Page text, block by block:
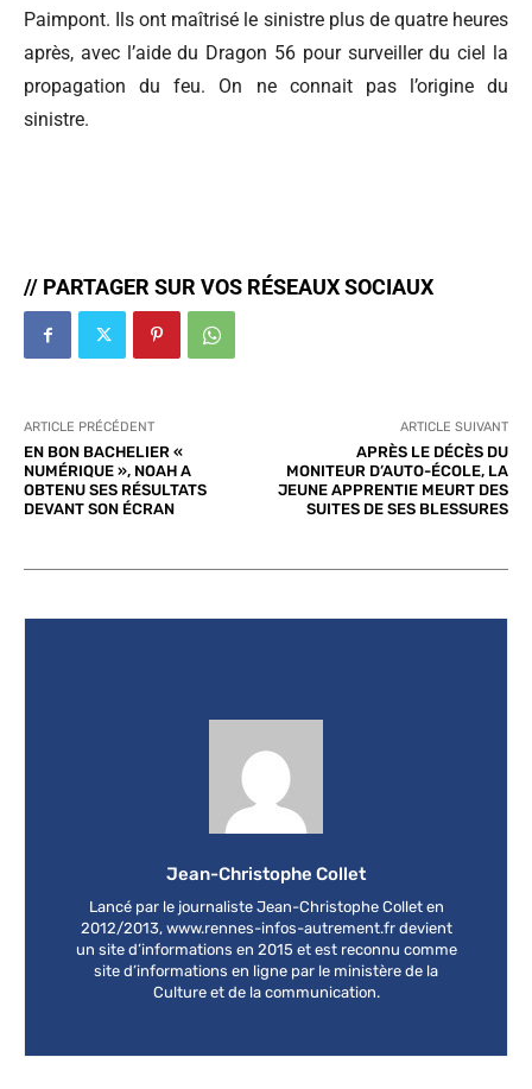
Paimpont. Ils ont maîtrisé le sinistre plus de quatre heures
après, avec l’aide du Dragon 56 pour surveiller du ciel la
propagation du feu. On ne connait pas l’origine du
sinistre.
// PARTAGER SUR VOS RÉSEAUX SOCIAUX
ARTICLE PRÉCÉDENT
EN BON BACHELIER «
NUMÉRIQUE », NOAH A
OBTENU SES RÉSULTATS
DEVANT SON ÉCRAN
ARTICLE SUIVANT
APRÈS LE DÉCÈS DU
MONITEUR D’AUTO-ÉCOLE, LA
JEUNE APPRENTIE MEURT DES
SUITES DE SES BLESSURES
Jean-Christophe Collet
Lancé par le journaliste Jean-Christophe Collet en
2012/2013, www.rennes-infos-autrement.fr devient
un site d’informations en 2015 et est reconnu comme
site d’informations en ligne par le ministère de la
Culture et de la communication.